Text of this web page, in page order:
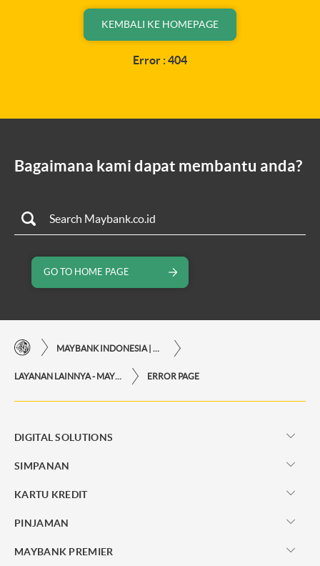
KEMBALI KE HOMEPAGE
Error : 404
Bagaimana kami dapat membantu anda?
GO TO HOME PAGE
ERROR PAGE
DIGITAL SOLUTIONS
SIMPANAN
KARTU KREDIT
PINJAMAN
MAYBANK PREMIER